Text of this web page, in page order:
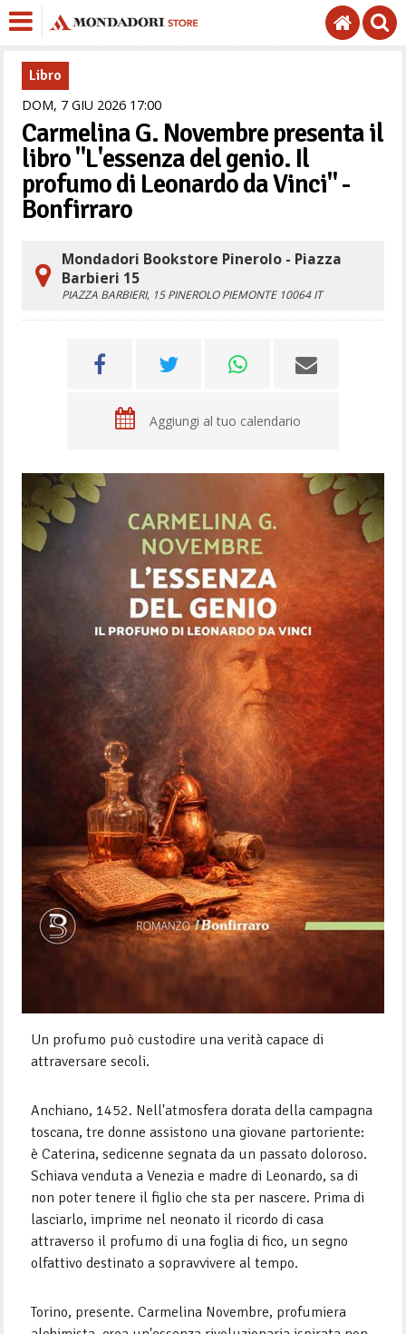
Libro
DOM, 7 GIU 2026 1700
Carmelina G. Novembre presenta il
libro "L'essenza del genio. Il
profumo di Leonardo da Vinci" -
Bonfirraro
Mondadori Bookstore Pinerolo - Piazza
Barbieri 15
PIAZZA BARBIERI, 15PINEROLO PIEMONTE 10064 IT
Aggiungi al tuo calendario
Un profumo può custodire una verità capace di
attraversare secoli.
Anchiano, 1452. Nell'atmosfera dorata della campagna
toscana, tre donne assistono una giovane partoriente:
è Caterina, sedicenne segnata da un passato doloroso.
Schiava venduta a Venezia e madre di Leonardo, sa di
non poter tenere il figlio che sta per nascere. Prima di
lasciarlo, imprime nel neonato il ricordo di casa
attraverso il profumo di una foglia di fico, un segno
olfattivo destinato a sopravvivere al tempo.
Torino, presente. Carmelina Novembre, profumiera